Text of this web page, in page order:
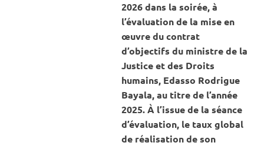
2026 dans la soirée, à
l’évaluation de la mise en
œuvre du contrat
d’objectifs du ministre de la
Justice et des Droits
humains, Edasso Rodrigue
Bayala, au titre de l’année
2025. À l’issue de la séance
d’évaluation, le taux global
de réalisation de son